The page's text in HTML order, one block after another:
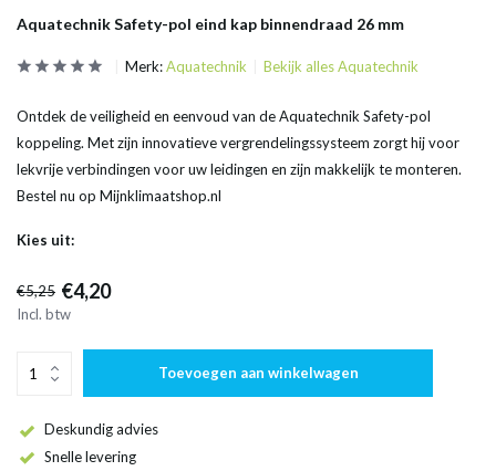
Aquatechnik Safety-pol eind kap binnendraad 26 mm
Merk:Aquatechnik Bekijk alles Aquatechnik
Ontdek de veiligheid en eenvoud van de Aquatechnik Safety-pol
koppeling. Met zijn innovatieve vergrendelingssysteem zorgt hij voor
lekvrije verbindingen voor uw leidingen en zijn makkelijk te monteren.
Bestel nu op Mijnklimaatshop.nl
Kies uit:
€5,25 €4,20
Incl. btw
Toevoegen aan winkelwagen
Deskundig advies
Snelle levering